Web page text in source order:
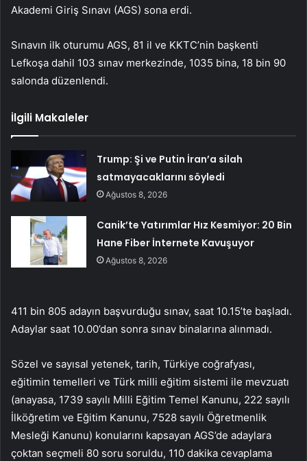
Akademi Giriş Sınavı (AGS) sona erdi.
Sınavın ilk oturumu AGS, 81 il ve KKTC’nin başkenti
Lefkoşa dahil 103 sınav merkezinde, 1035 bina, 18 bin 90
salonda düzenlendi.
İlgili Makaleler
Trump: Şi ve Putin İran’a silah
satmayacaklarını söyledi
Ağustos 8, 2026
Canik’te Yatırımlar Hız Kesmiyor: 20 Bin
Hane Fiber İnternete Kavuşuyor
Ağustos 8, 2026
411 bin 805 adayın başvurduğu sınav, saat 10.15’te başladı.
Adaylar saat 10.00’dan sonra sınav binalarına alınmadı.
Sözel ve sayısal yetenek, tarih, Türkiye coğrafyası,
eğitimin temelleri ve Türk milli eğitim sistemi ile mevzuatı
(anayasa, 1739 sayılı Milli Eğitim Temel Kanunu, 222 sayılı
İlköğretim ve Eğitim Kanunu, 7528 sayılı Öğretmenlik
Mesleği Kanunu) konularını kapsayan AGS’de adaylara
çoktan seçmeli 80 soru soruldu, 110 dakika cevaplama